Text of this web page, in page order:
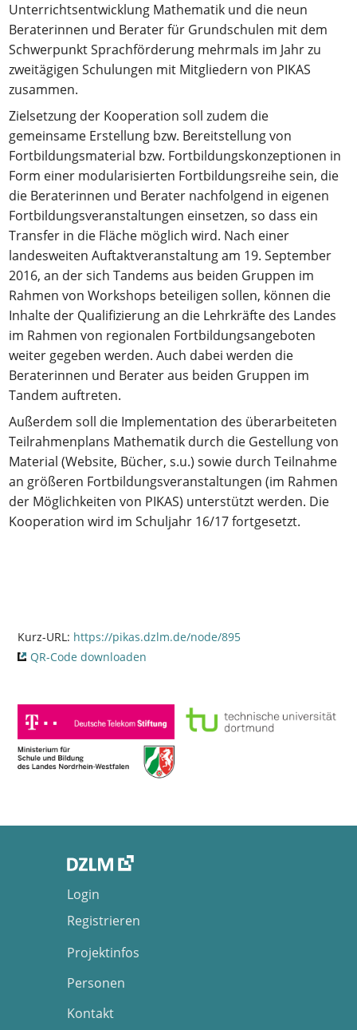
Unterrichtsentwicklung Mathematik und die neun
Beraterinnen und Berater für Grundschulen mit dem
Schwerpunkt Sprachförderung mehrmals im Jahr zu
zweitägigen Schulungen mit Mitgliedern von PIKAS
zusammen.
Zielsetzung der Kooperation soll zudem die
gemeinsame Erstellung bzw. Bereitstellung von
Fortbildungsmaterial bzw. Fortbildungskonzeptionen in
Form einer modularisierten Fortbildungsreihe sein, die
die Beraterinnen und Berater nachfolgend in eigenen
Fortbildungsveranstaltungen einsetzen, so dass ein
Transfer in die Fläche möglich wird. Nach einer
landesweiten Auftaktveranstaltung am 19. September
2016, an der sich Tandems aus beiden Gruppen im
Rahmen von Workshops beteiligen sollen, können die
Inhalte der Qualifizierung an die Lehrkräfte des Landes
im Rahmen von regionalen Fortbildungsangeboten
weiter gegeben werden. Auch dabei werden die
Beraterinnen und Berater aus beiden Gruppen im
Tandem auftreten.
Außerdem soll die Implementation des überarbeiteten
Teilrahmenplans Mathematik durch die Gestellung von
Material (Website, Bücher, s.u.) sowie durch Teilnahme
an größeren Fortbildungsveranstaltungen (im Rahmen
der Möglichkeiten von PIKAS) unterstützt werden. Die
Kooperation wird im Schuljahr 16/17 fortgesetzt.
Kurz-URL: https://pikas.dzlm.de/node/895
QR-Code downloaden
Login
Registrieren
Projektinfos
Personen
Kontakt